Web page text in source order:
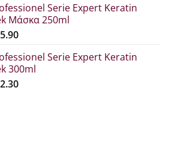
τιμή
είναι:
€23.00.
Serie Expert Keratin
Μάσκα 250ml
Η
τιμή
είναι:
€25.90.
Serie Expert Keratin
300ml
Η